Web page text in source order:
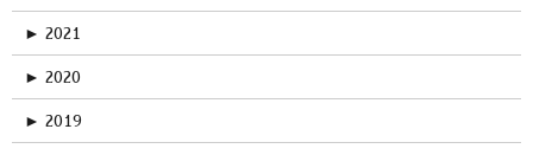
► 2021
► 2020
► 2019